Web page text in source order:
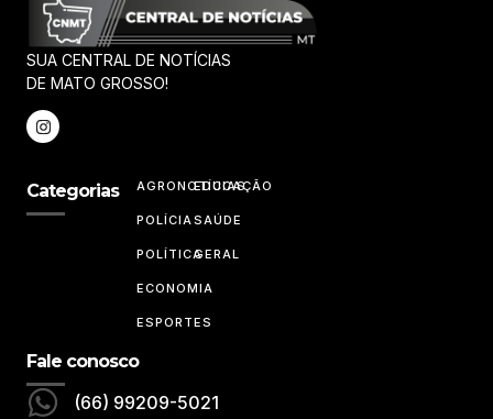
SUA CENTRAL DE NOTÍCIAS
DE MATO GROSSO!
Categorias AGRONOTÍCIAS
POLÍCIA
POLÍTICA
ECONOMIA
ESPORTES
EDUCAÇÃO
SAÚDE
GERAL
Fale conosco
(66) 99209-5021